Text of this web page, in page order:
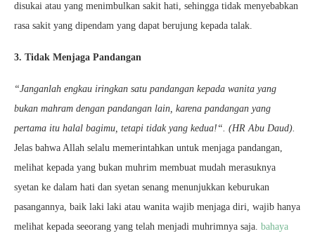
disukai atau yang menimbulkan sakit hati, sehingga tidak menyebabkan
rasa sakit yang dipendam yang dapat berujung kepada talak.
3. Tidak Menjaga Pandangan
“Janganlah engkau iringkan satu pandangan kepada wanita yang
bukan mahram dengan pandangan lain, karena pandangan yang
pertama itu halal bagimu, tetapi tidak yang kedua!“. (HR Abu Daud).
Jelas bahwa Allah selalu memerintahkan untuk menjaga pandangan,
melihat kepada yang bukan muhrim membuat mudah merasuknya
syetan ke dalam hati dan syetan senang menunjukkan keburukan
pasangannya, baik laki laki atau wanita wajib menjaga diri, wajib hanya
melihat kepada seeorang yang telah menjadi muhrimnya saja. bahaya